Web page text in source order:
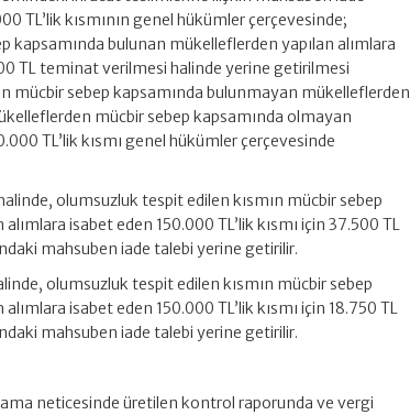
TL’lik kısmının genel hükümler çerçevesinde;
kapsamında bulunan mükelleflerden yapılan alımlara
TL teminat verilmesi halinde yerine getirilmesi
mücbir sebep kapsamında bulunmayan mükelleflerden
mücbir sebep kapsamında olmayan
TL’lik kısmı genel hükümler çerçevesinde
olumsuzluk tespit edilen kısmın mücbir sebep
isabet eden 150.000 TL’lik kısmı için 37.500 TL
mahsuben iade talebi yerine getirilir.
olumsuzluk tespit edilen kısmın mücbir sebep
isabet eden 150.000 TL’lik kısmı için 18.750 TL
mahsuben iade talebi yerine getirilir.
neticesinde üretilen kontrol raporunda ve vergi